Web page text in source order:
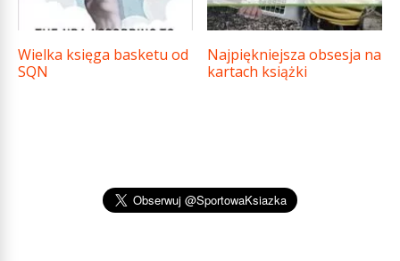
Wielka księga basketu od
SQN
Najpiękniejsza obsesja na
kartach książki